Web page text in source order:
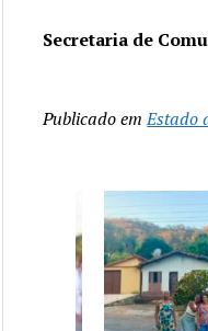
Secretaria de
Publicado em Estado